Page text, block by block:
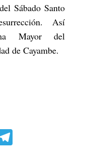
Sábado Santo
Así
Mayor del
de Cayambe.